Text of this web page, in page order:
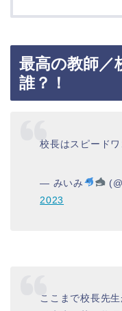
最高の教師／
誰？！
校長はスピード
— みいみ
2023
ここまで校長先